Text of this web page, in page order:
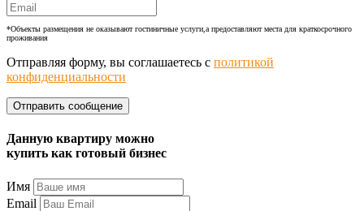
*Объекты размещения не оказывают гостиничные услуги,а предоставляют места для краткосрочного
проживания
Отправляя форму, вы соглашаетесь с политикой
конфиденциальности
Данную квартиру можно
купить как готовый бизнес
Имя
Email